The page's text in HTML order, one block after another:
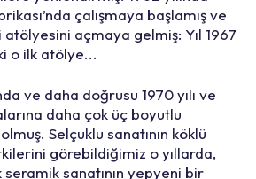
çalışmaya başlamış ve
atölyesini açmaya gelmiş: Yıl 1967
o ilk atölye...
ve daha doğrusu 1970 yılı ve
daha çok üç boyutlu
Selçuklu sanatının köklü
görebildiğimiz o yıllarda,
seramik sanatının yepyeni bir